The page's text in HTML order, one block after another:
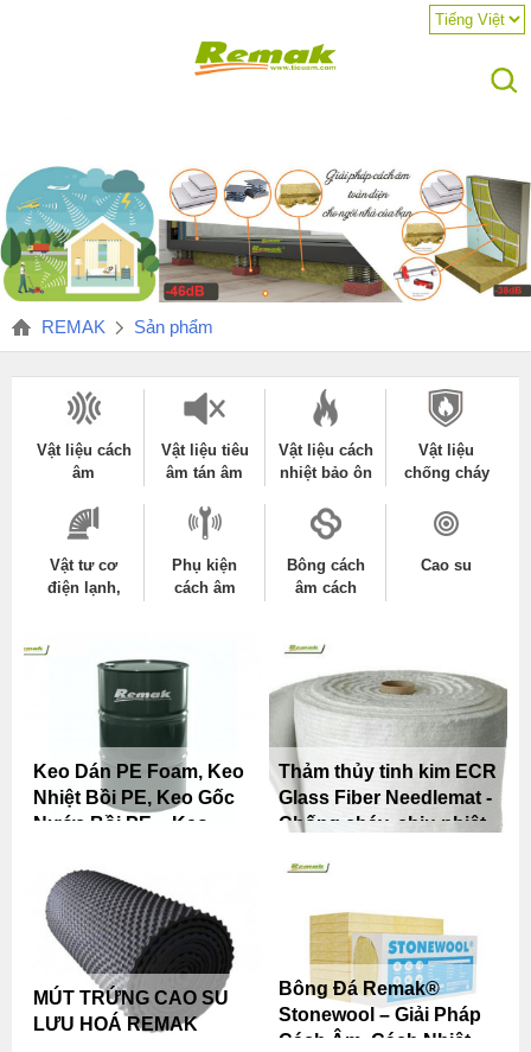
REMAK Sản phẩm
Vật liệu cách
âm
Vật liệu tiêu
âm tán âm
Vật liệu cách
nhiệt bảo ôn
Vật liệu
chống cháy
Vật tư cơ
điện lạnh,
Phụ kiện
cách âm
Bông cách
âm cách
Cao su
Keo Dán PE Foam, Keo
Nhiệt Bồi PE, Keo Gốc
Nước Bồi PE – Keo
Cho Máy Tráng Keo
Công Nghiệp
Thảm thủy tinh kim ECR
Glass Fiber Needlemat -
Chống cháy, chịu nhiệt
vượt trội
MÚT TRỨNG CAO SU
LƯU HOÁ REMAK
Bông Đá Remak®
Stonewool – Giải Pháp
Cách Âm, Cách Nhiệt,